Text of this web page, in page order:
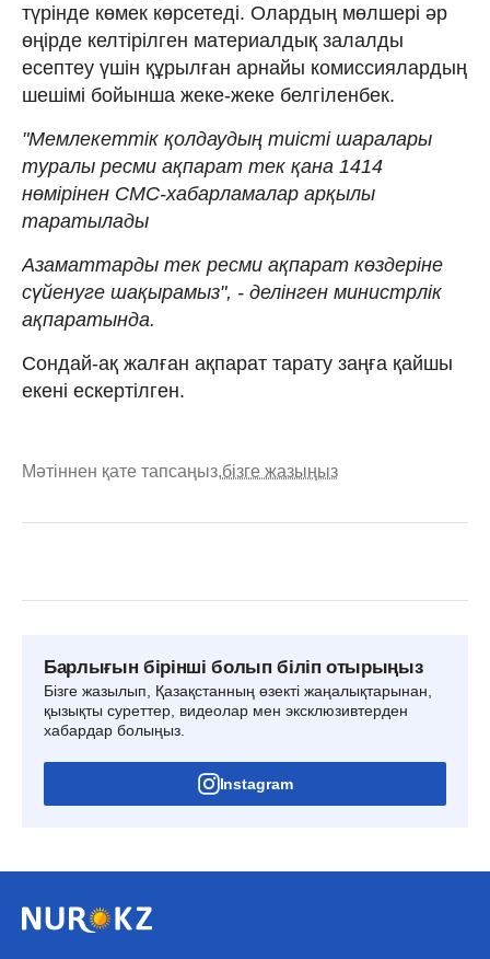
түрінде көмек көрсетеді. Олардың мөлшері әр
өңірде келтірілген материалдық залалды
есептеу үшін құрылған арнайы комиссиялардың
шешімі бойынша жеке-жеке белгіленбек.
"Мемлекеттік қолдаудың тиісті шаралары
туралы ресми ақпарат тек қана 1414
нөмірінен СМС-хабарламалар арқылы
таратылады
Азаматтарды тек ресми ақпарат көздеріне
сүйенуге шақырамыз", - делінген министрлік
ақпаратында.
Сондай-ақ жалған ақпарат тарату заңға қайшы
екені ескертілген.
Мәтіннен қате тапсаңыз,бізге жазыңыз
Барлығын бірінші болып біліп отырыңыз
Бізге жазылып, Қазақстанның өзекті жаңалықтарынан,
қызықты суреттер, видеолар мен эксклюзивтерден
хабардар болыңыз.
Instagram